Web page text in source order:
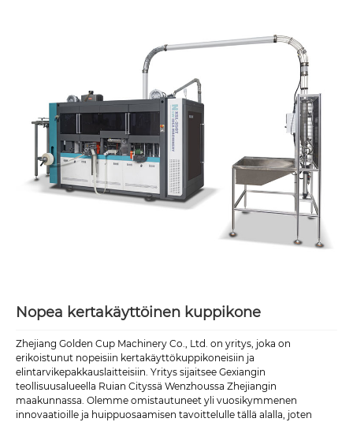
Nopea kertakäyttöinen kuppikone
Zhejiang Golden Cup Machinery Co., Ltd. on yritys, joka on
erikoistunut nopeisiin kertakäyttökuppikoneisiin ja
elintarvikepakkauslaitteisiin. Yritys sijaitsee Gexiangin
teollisuusalueella Ruian Cityssä Wenzhoussa Zhejiangin
maakunnassa. Olemme omistautuneet yli vuosikymmenen
innovaatioille ja huippuosaamisen tavoittelulle tällä alalla, joten